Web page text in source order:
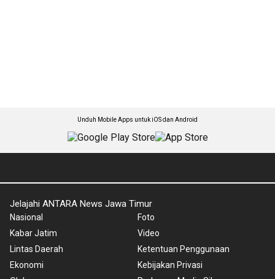
Unduh Mobile Apps untuk iOS dan Android
Jelajahi ANTARA News Jawa Timur
Nasional
Kabar Jatim
Lintas Daerah
Ekonomi
Foto
Video
Ketentuan Penggunaan
Kebijakan Privasi